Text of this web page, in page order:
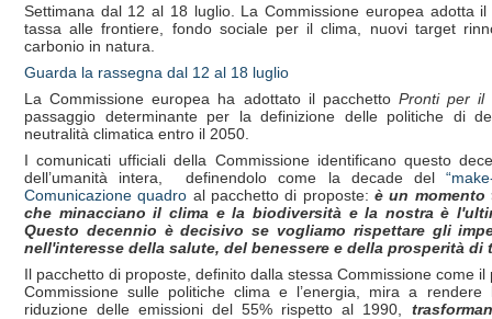
Settimana dal 12 al 18 luglio. La Commissione europea adotta
tassa alle frontiere, fondo sociale per il clima, nuovi target
carbonio in natura.
Guarda la rassegna dal 12 al 18 luglio
La Commissione europea ha adottato il pacchettoPronti per il
passaggio determinante per la definizione delle politiche di
neutralità climatica entro il 2050.
I comunicati ufficiali della Commissione identificano questo
dell’umanità intera, definendolo come la decade del
Comunicazione quadro al pacchetto di proposte:è un momento
che minacciano il clima e la biodiversità e la nostra è
Questo decennio è decisivo se vogliamo rispettare gli
nell'interesse della salute, del benessere e della prosperità di
Il pacchetto di proposte, definito dalla stessa Commissione come
Commissione sulle politiche clima e l’energia, mira a
riduzione delle emissioni del 55% rispetto al 1990,